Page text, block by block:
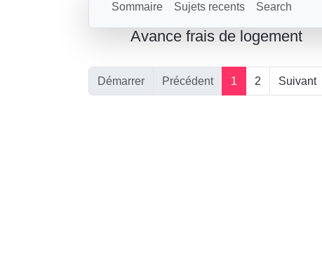
Sommaire Sujets recents Search
Avance frais de logement
Démarrer Précédent 1 2 Suivant